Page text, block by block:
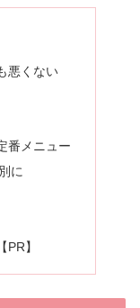
悪くない
番メニュー
に
】